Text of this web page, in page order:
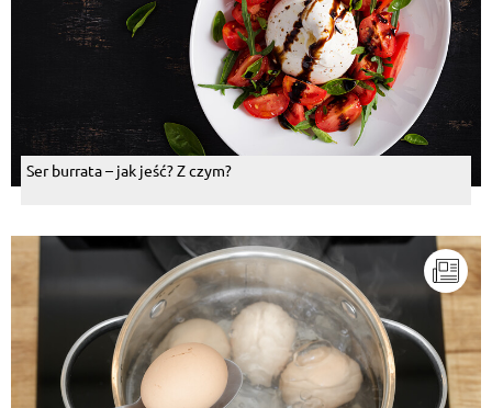
Ser burrata – jak jeść? Z czym?